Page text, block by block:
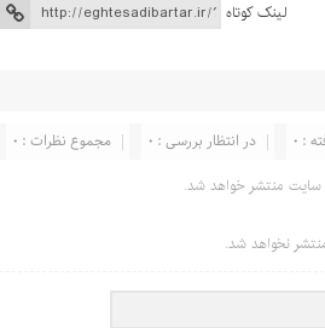
لینک کوتاه
مجموع نظرات : 0 در انتظار بررسی : 0 : 0
سایت منتشر خواهد شد.
نخواهد شد.